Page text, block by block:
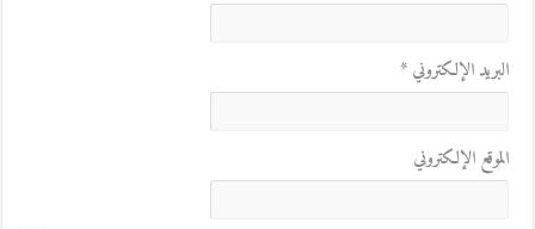
البريد الإلكتروني*
الموقع الإلكتروني